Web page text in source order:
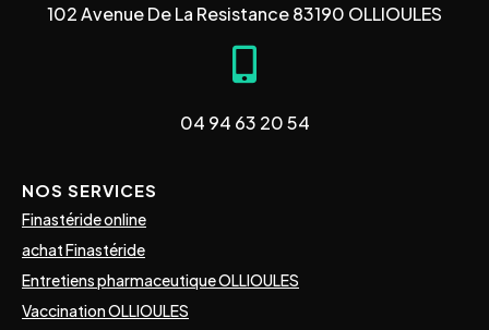
102 Avenue De La Resistance 83190 OLLIOULES
04 94 63 20 54
NOS SERVICES
Finastéride online
achat Finastéride
Entretiens pharmaceutique OLLIOULES
Vaccination OLLIOULES